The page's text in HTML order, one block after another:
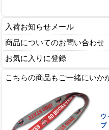
入荷お知らせメール
商品についてのお問い合わせ
お気に入りに登録
こちらの商品もご一緒にいか
ウ
プ